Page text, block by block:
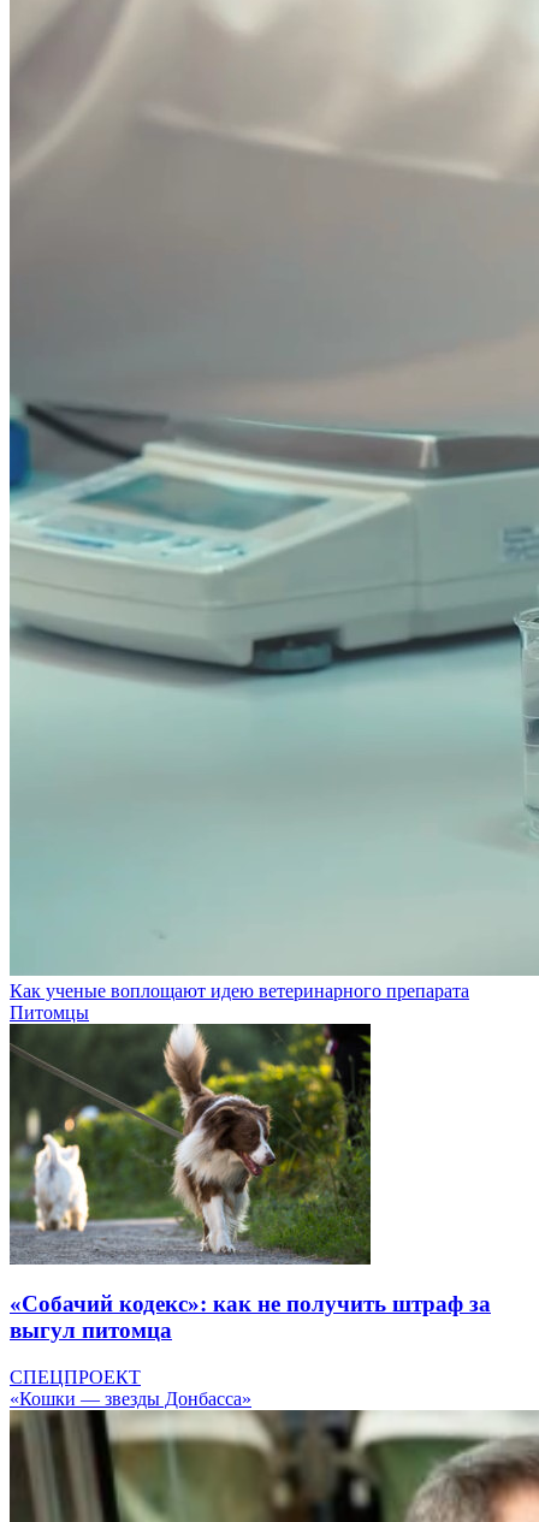
Как ученые воплощают идею ветеринарного препарата
Питомцы
«Собачий кодекс»: как не получить штраф за
выгул питомца
СПЕЦПРОЕКТ
«Кошки — звезды Донбасса»